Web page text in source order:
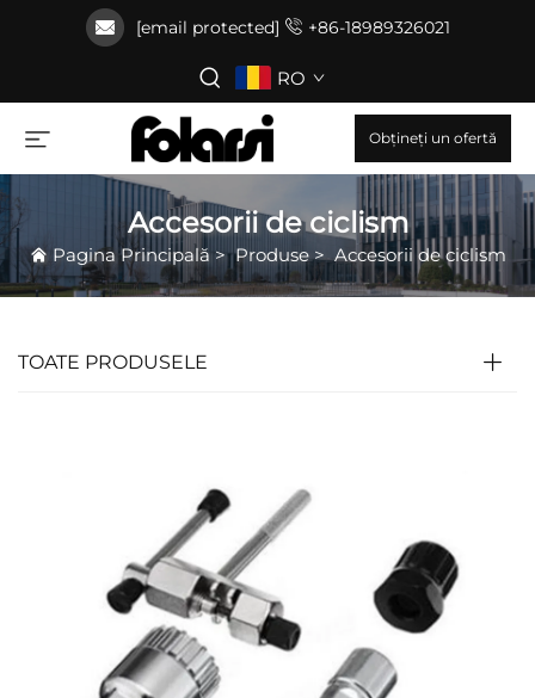
[email protected] +86-18989326021
RO
Obțineți un ofertă
Accesorii de ciclism
Pagina Principală >Produse>Accesorii de ciclism
TOATE PRODUSELE